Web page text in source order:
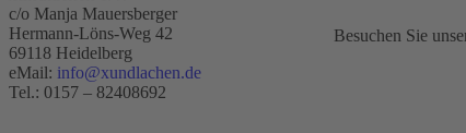
c/o Manja Mauersberger
Hermann-Löns-Weg 42
69118 Heidelberg
eMail: info@xundlachen.de
Tel.: 0157 – 82408692
Besuchen Sie